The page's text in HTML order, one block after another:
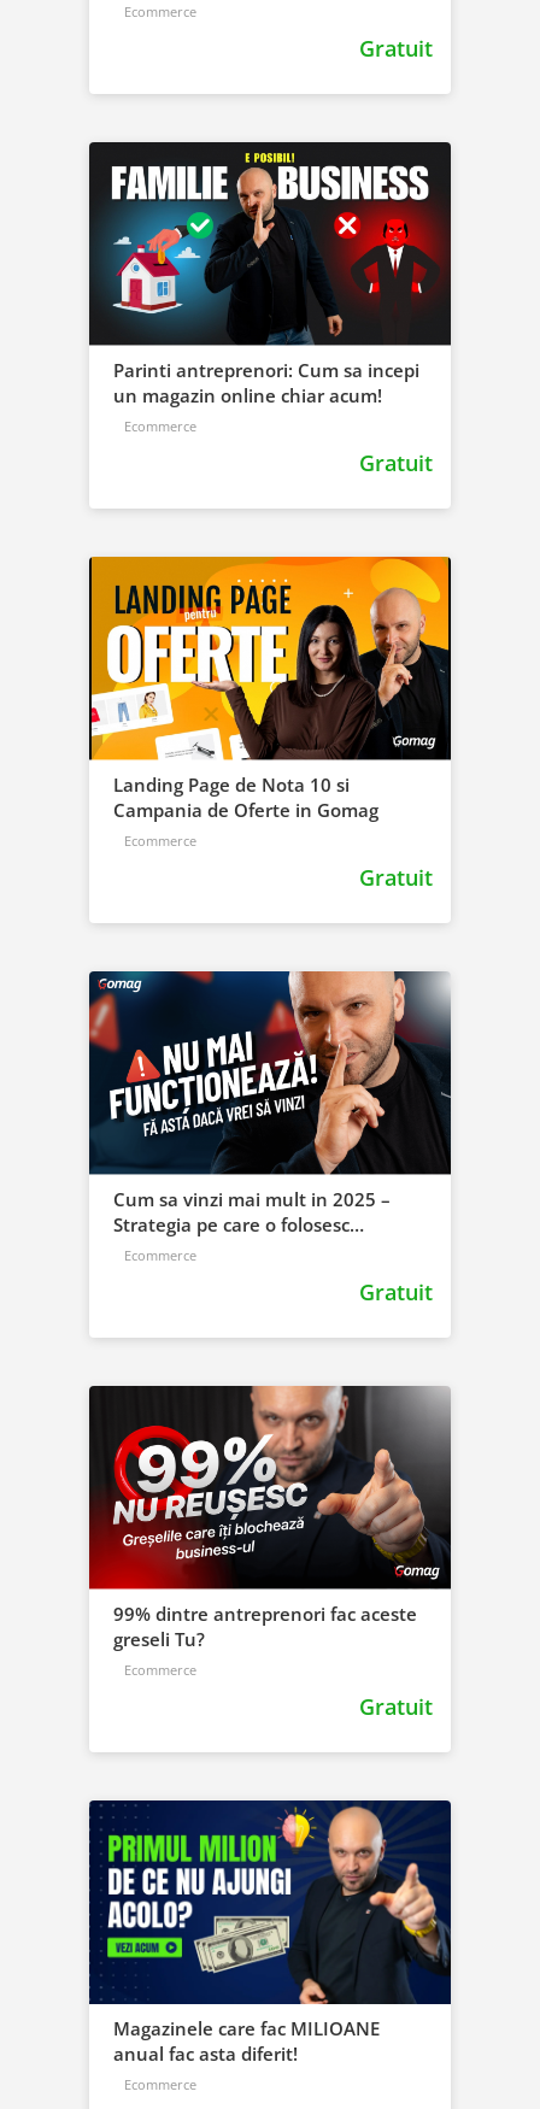
Ecommerce
Gratuit
Parinti antreprenori: Cum sa incepi
un magazin online chiar acum!
Ecommerce
Gratuit
Landing Page de Nota 10 si
Campania de Oferte in Gomag
Ecommerce
Gratuit
Cum sa vinzi mai mult in 2025 –
Strategia pe care o folosesc
afacerile de succes
Ecommerce
Gratuit
99% dintre antreprenori fac aceste
greseli Tu?
Ecommerce
Gratuit
Magazinele care fac MILIOANE
anual fac asta diferit!
Ecommerce